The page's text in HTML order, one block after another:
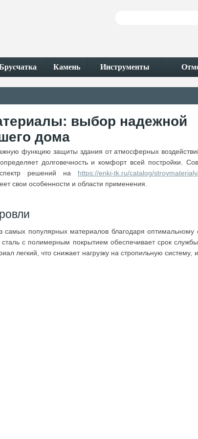
Камень Инструменты
выбор надежной
дома
функцию защиты здания от атмосферных
долговечность и комфорт всей постройки.
решений на https://enki-tk.ru/catalog/
свои особенности и области применения.
самых популярных материалов благодаря оптимальному
с полимерным покрытием обеспечивает срок
легкий, что снижает нагрузку на стропильную систему,